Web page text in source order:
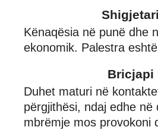
Shigjetari
Kënaqësia në punë dhe
ekonomik. Palestra
Bricjapi
Duhet maturi në
përgjithësi, ndaj edhe në
mbrëmje mos provokoni